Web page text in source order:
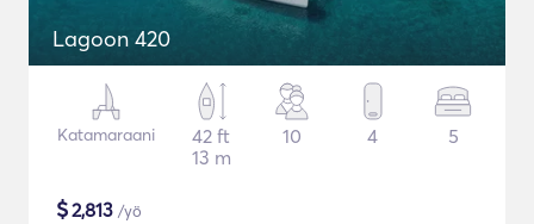
Lagoon 420
Katamaraani
42 ft
13 m
10 4 5
$2,813 /yö